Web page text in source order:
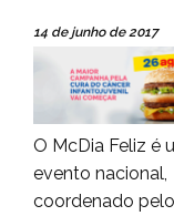
14 de junho de 2017
O McDia Feliz é
evento nacional,
coordenado pelo